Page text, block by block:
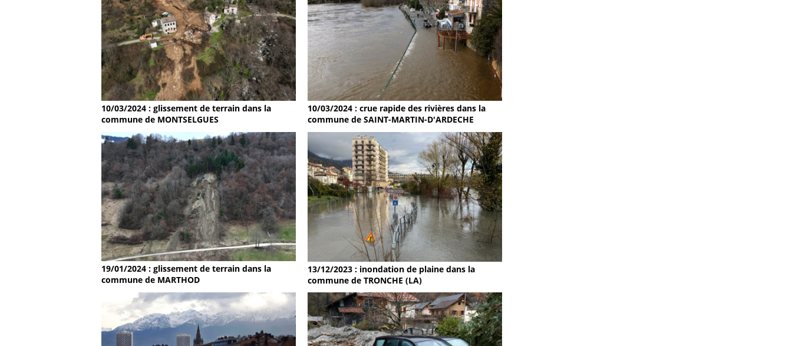
10/03/2024 : glissement de terrain dans la
commune de MONTSELGUES
10/03/2024 : crue rapide des rivières dans la
commune de SAINT-MARTIN-D'ARDECHE
19/01/2024 : glissement de terrain dans la
commune de MARTHOD
13/12/2023 : inondation de plaine dans la
commune de TRONCHE (LA)